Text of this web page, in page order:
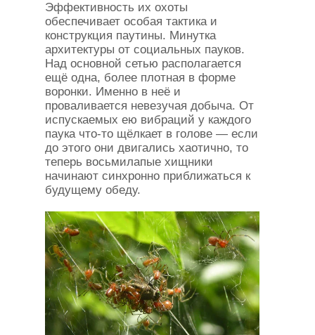
Эффективность их охоты
обеспечивает особая тактика и
конструкция паутины. Минутка
архитектуры от социальных пауков.
Над основной сетью располагается
ещё одна, более плотная в форме
воронки. Именно в неё и
проваливается невезучая добыча. От
испускаемых ею вибраций у каждого
паука что-то щёлкает в голове — если
до этого они двигались хаотично, то
теперь восьмилапые хищники
начинают синхронно приближаться к
будущему обеду.